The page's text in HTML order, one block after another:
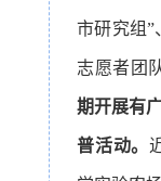
市研究组”
志愿者团
期开展有
普活动。